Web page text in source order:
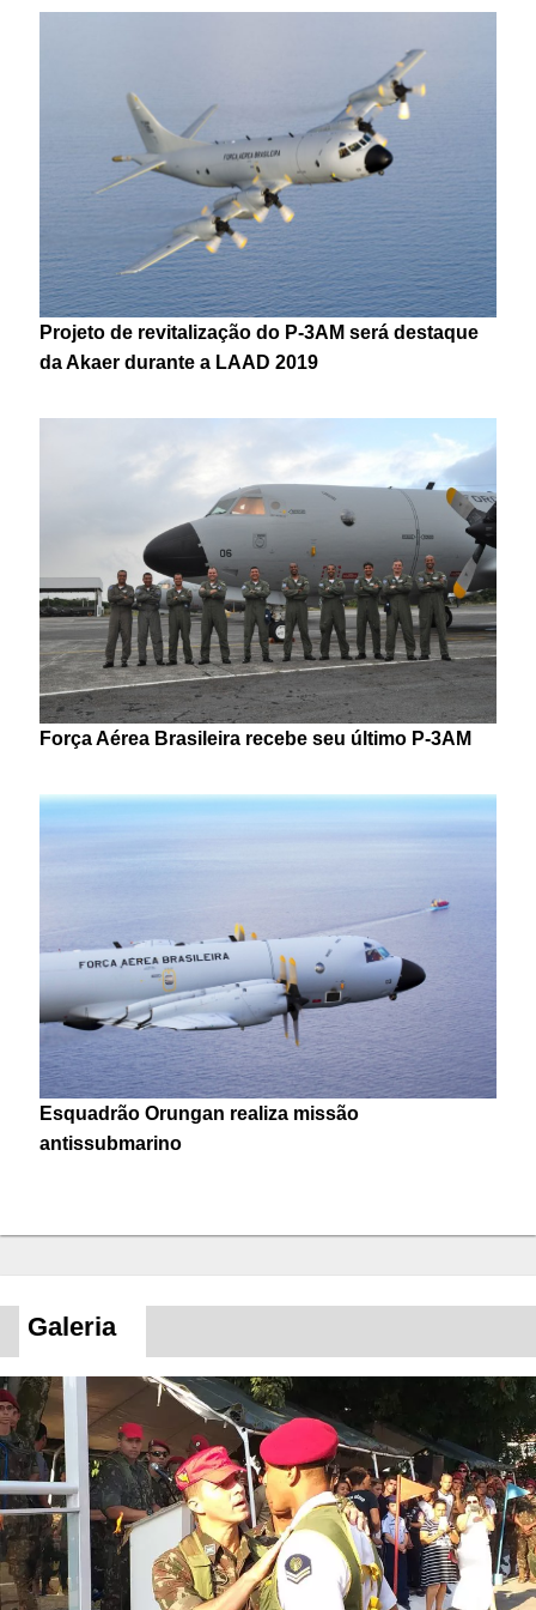
Projeto de revitalização do P-3AM será destaque
da Akaer durante a LAAD 2019
Força Aérea Brasileira recebe seu último P-3AM
Esquadrão Orungan realiza missão
antissubmarino
Galeria